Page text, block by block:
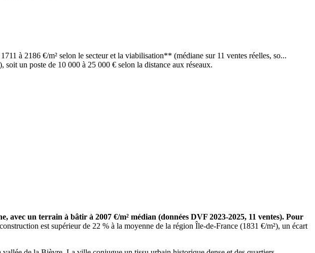
à 2186 €/m² selon le secteur et la viabilisation** (médiane sur 11 ventes réelles, so...
un poste de 10 000 à 25 000 € selon la distance aux réseaux.
avec un terrain à bâtir à 2007 €/m² médian (données DVF 2023-2025, 11 ventes). Pour
est supérieur de 22 % à la moyenne de la région Île-de-France (1831 €/m²), un écart